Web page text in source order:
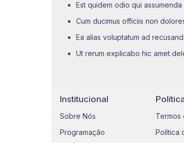
Est quidem odio qui assumenda
Cum ducimus officiis non
Ea alias voluptatum ad
Ut rerum explicabo hic amet
Institucional
Sobre Nós
Programação
Termos
Política